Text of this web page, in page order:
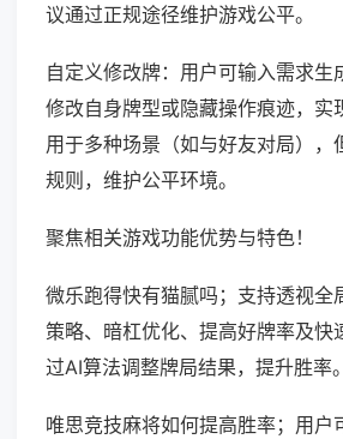
议通过正规途径维护游戏公平。
自定义修改牌：用户可输入需求生
修改自身牌型或隐藏操作痕迹，实
用于多种场景（如与好友对局），
规则，维护公平环境。
聚焦相关游戏功能优势与特色！
微乐跑得快有猫腻吗；支持透视全
策略、暗杠优化、提高好牌率及快
过AI算法调整牌局结果，提升胜率。
唯思竞技麻将如何提高胜率；用户